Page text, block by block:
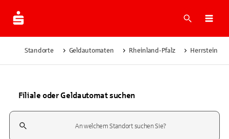
Suche
Standorte Geldautomaten Rheinland-Pfalz Herrstein
Filiale oder Geldautomat suchen
Suchfeld